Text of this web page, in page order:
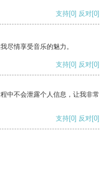
支持[0] 反对[0]
尽情享受音乐的魅力。
支持[0] 反对[0]
中不会泄露个人信息，让我非常
支持[0] 反对[0]